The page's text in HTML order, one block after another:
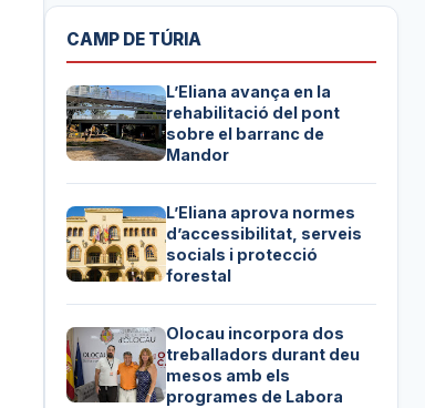
CAMP DE TÚRIA
L’Eliana avança en la
rehabilitació del pont
sobre el barranc de
Mandor
L’Eliana aprova normes
d’accessibilitat, serveis
socials i protecció
forestal
Olocau incorpora dos
treballadors durant deu
mesos amb els
programes de Labora